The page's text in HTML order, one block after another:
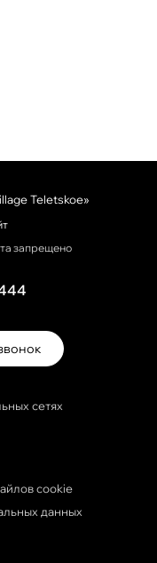
Teletskoe»
запрещено
сетях
cookie
данных